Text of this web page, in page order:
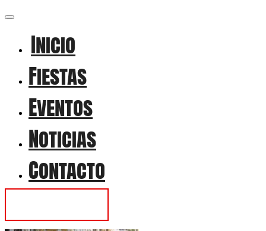
Inicio
Fiestas
Eventos
Noticias
Contacto